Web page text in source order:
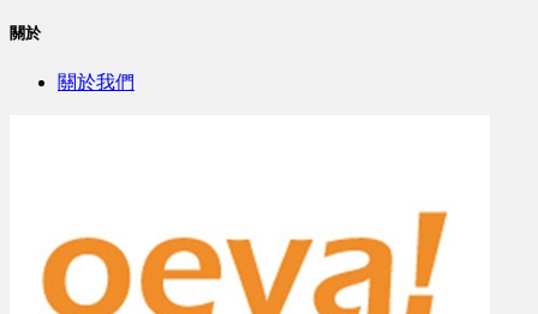
關於
關於我們